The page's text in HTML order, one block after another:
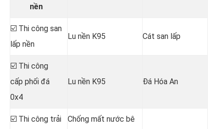
nền
☑️ Thi công san
lấp nền
Lu nền K95 Cát san lấp
☑️ Thi công
cấp phối đá
0x4
Lu nền K95 Đá Hóa An
☑️ Thi công trải
Chống mất nước bê